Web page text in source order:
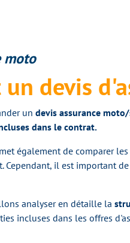
moto
un devis
un devis assurance
dans le contrat.
également de comparer les
Cependant, il est important
analyser en détaille la
incluses dans les offres